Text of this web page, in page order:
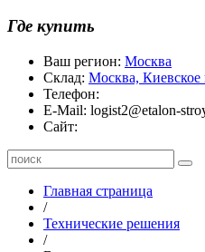
Где купить
Ваш регион: Москва
Склад: Москва,
Телефон:
E-Mail: logist2@etalon-
Сайт:
Главная страница
/
Технические решения
/